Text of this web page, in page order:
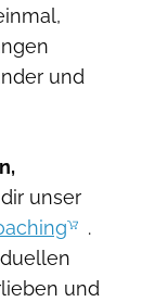
und
unser
.
und